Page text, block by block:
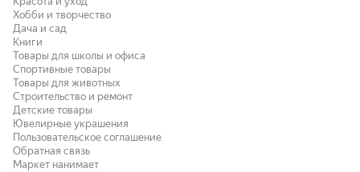
Хобби и творчество
Дача и сад
Книги
Товары для школы и офиса
Спортивные товары
Товары для животных
Строительство и ремонт
Детские товары
Ювелирные украшения
Пользовательское соглашение
Обратная связь
Маркет нанимает